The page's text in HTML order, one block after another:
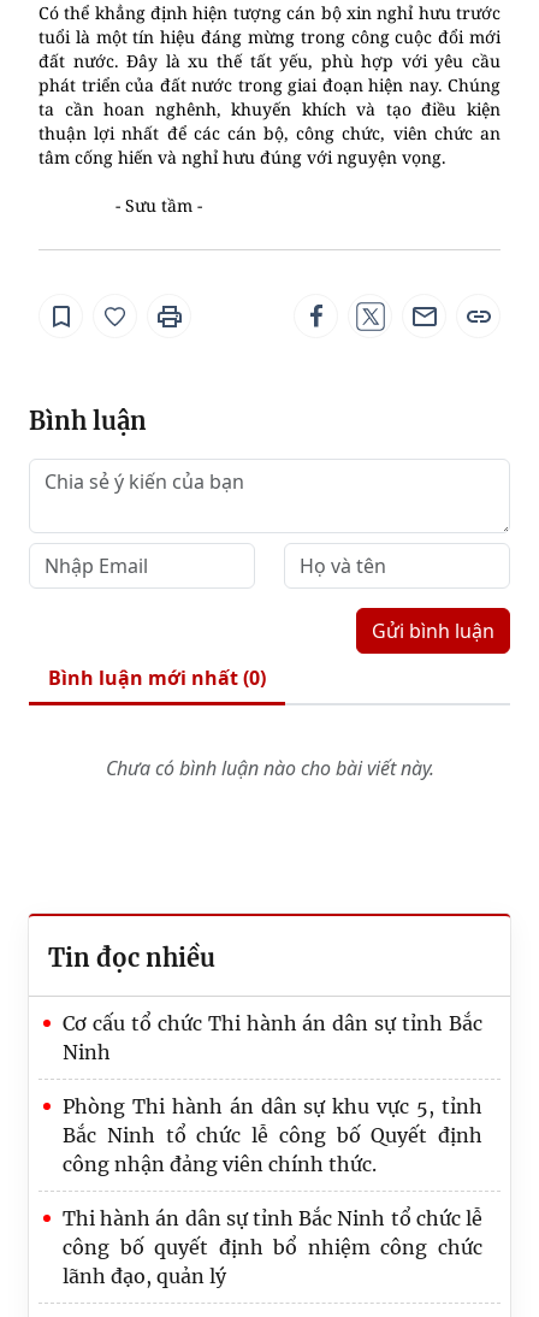
Có thể khẳng định hiện tượng cán bộ xin nghỉ hưu trước
tuổi là một tín hiệu đáng mừng trong công cuộc đổi mới
đất nước. Đây là xu thế tất yếu, phù hợp với yêu cầu
phát triển của đất nước trong giai đoạn hiện nay. Chúng
ta cần hoan nghênh, khuyến khích và tạo điều kiện
thuận lợi nhất để các cán bộ, công chức, viên chức an
tâm cống hiến và nghỉ hưu đúng với nguyện vọng.
- Sưu tầm -
Bình luận
Gửi bình luận
Bình luận mới nhất (0)
Chưa có bình luận nào cho bài viết này.
Tin đọc nhiều
Cơ cấu tổ chức Thi hành án dân sự tỉnh Bắc
Ninh
Phòng Thi hành án dân sự khu vực 5, tỉnh
Bắc Ninh tổ chức lễ công bố Quyết định
công nhận đảng viên chính thức.
Thi hành án dân sự tỉnh Bắc Ninh tổ chức lễ
công bố quyết định bổ nhiệm công chức
lãnh đạo, quản lý